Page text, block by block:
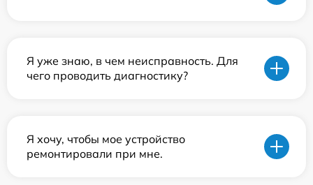
Я уже знаю, в чем неисправность. Для
чего проводить диагностику?
Я хочу, чтобы мое устройство
ремонтировали при мне.